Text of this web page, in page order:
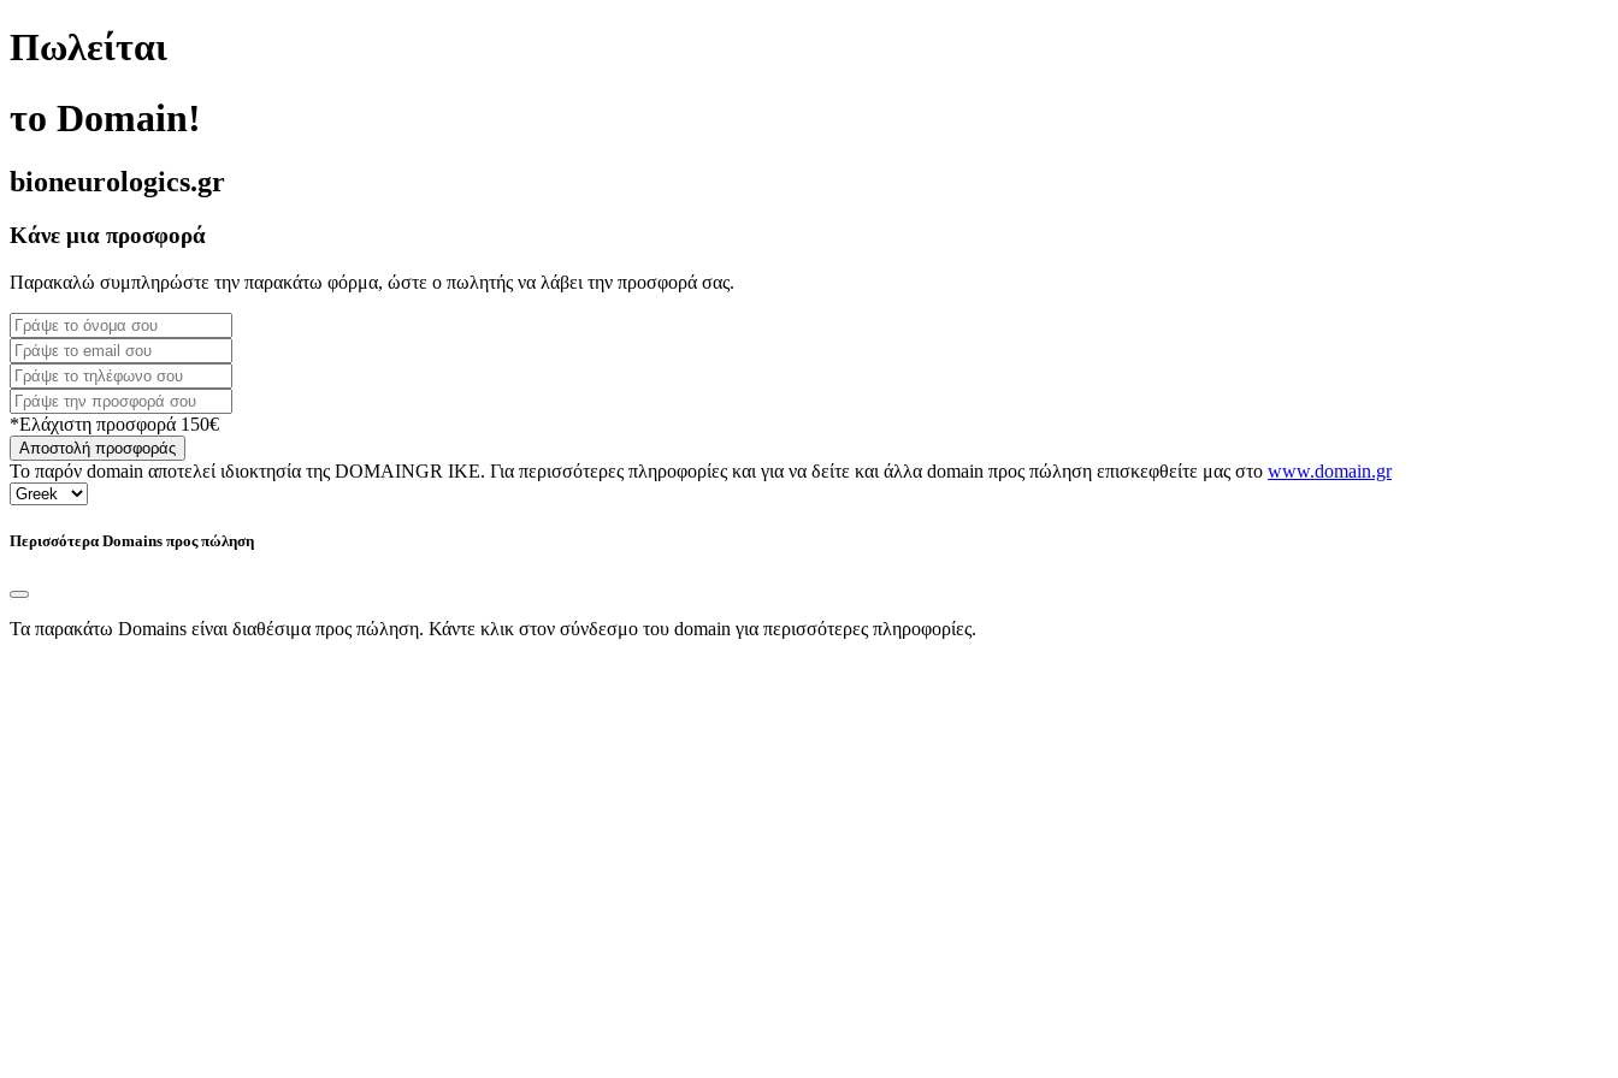
Πωλείται
το Domain!
bioneurologics.gr
Κάνε μια προσφορά
Παρακαλώ συμπληρώστε την παρακάτω φόρμα, ώστε ο πωλητής να λάβει την προσφορά σας.
*Ελάχιστη προσφορά 150€
Αποστολή προσφοράς
Το παρόν domain αποτελεί ιδιοκτησία της DOMAINGR ΙΚΕ. Για περισσότερες πληροφορίες και για να δείτε και άλλα domain προς πώληση επισκεφθείτε μας στο www.domain.gr
Περισσότερα Domains προς πώληση
Τα παρακάτω Domains είναι διαθέσιμα προς πώληση. Κάντε κλικ στον σύνδεσμο του domain για περισσότερες πληροφορίες.